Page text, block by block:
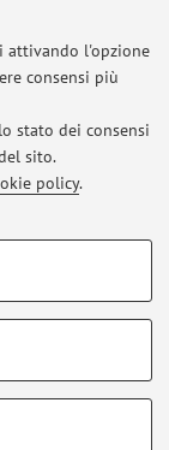
attivando l'opzione
consensi più
stato dei consensi
sito.
policy.
sito.